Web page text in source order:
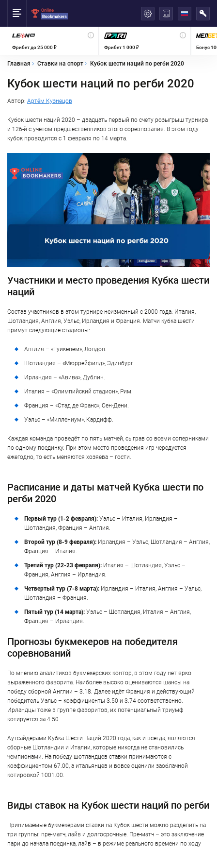
Фрибет до 25 000 ₽ Фрибет 1 000 ₽ Бонус
Главная Ставки на спорт Кубок шести наций по регби 2020
Кубок шести наций по регби 2020
Автор: Артём Кузнецов
Кубок шести наций 2020 – двадцать первый по счету розыгрыш турнира
и 126-й с учетом предшественников этого соревнования. В этом году
кубок проводится с 1 февраля по 14 марта.
Участники и место проведения Кубка шести
наций
Состав участников в этом турнире неизменный с 2000 года: Италия,
Шотландия, Англия, Уэльс, Ирландия и Франция. Матчи кубка шести
примут следующие стадионы:
Англия – «Туикенем», Лондон.
Шотландия – «Мюррейфилд», Эдинбург.
Ирландия – «Авива», Дублин.
Италия – «Олимпийский стадион», Рим.
Франция – «Стад де Франс», Сен-Дени.
Уэльс – «Миллениум», Кардифф.
Каждая команда проведёт по пять матчей, сыграв со всеми соперниками
по одному поединку. При этом место проведения игр чередуется
ежегодно, то есть меняются хозяева – гости.
Расписание и даты матчей Кубка шести по
регби 2020
Первый тур (1-2 февраля): Уэльс – Италия, Ирландия –
Шотландия, Франция – Англия.
Второй тур (8-9 февраля): Ирландия – Уэльс, Шотландия – Англия,
Франция – Италия.
Третий тур (22-23 февраля): Италия – Шотландия, Уэльс –
Франция, Англия – Ирландия.
Четвертый тур (7-8 марта): Ирландия – Италия, Англия – Уэльс,
Шотландия – Франция.
Пятый тур (14 марта): Уэльс – Шотландия, Италия – Англия,
Франция – Ирландия.
Прогнозы букмекеров на победителя
соревнований
По мнению аналитиков букмекерских контор, в этом году нет ярко
выраженного фаворита. Наиболее высоко оцениваются шансы на
победу сборной Англии – 3.18. Далее идёт Франция и действующий
победитель Уэльс – коэффициенты 3.50 и 3.74 соответственно.
Ирландцы тоже в группе фаворитов, их потенциальный триумф
котируется за 4.50.
Аутсайдерами Кубка Шести Наций 2020 года, как и всегда, являются
сборные Шотландии и Италии, которые никогда не становились
чемпионами. На победу шотландцев ставки принимаются с
коэффициентом 67.00, а итальянцев и вовсе оценили заоблачной
котировкой 1001.00.
Виды ставок на Кубок шести наций по регби
Принимаемые букмекерами ставки на Кубок шести можно разделить на
три группы: пре-матч, лайв и долгосрочные. Пре-матч – это заключение
пари до начала поединка, лайв – в режиме реального времени по ходу